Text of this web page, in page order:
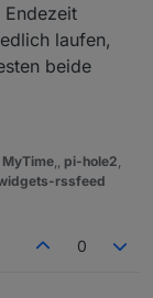
laufen,
beide
MyTime,, pi-hole2,
rssfeed
0